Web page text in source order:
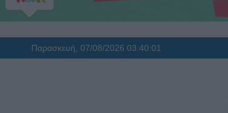
Παρασκευή, 07/08/2026 03:40:02